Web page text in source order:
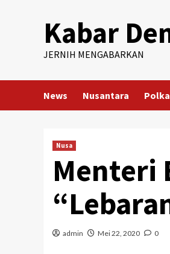
Kabar
JERNIH MENGABARKAN
News Nusantara
Nusa
Menteri
admin Mei 22, 2020 0